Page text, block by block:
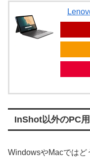
InShot以外のPC
WindowsやMacではど